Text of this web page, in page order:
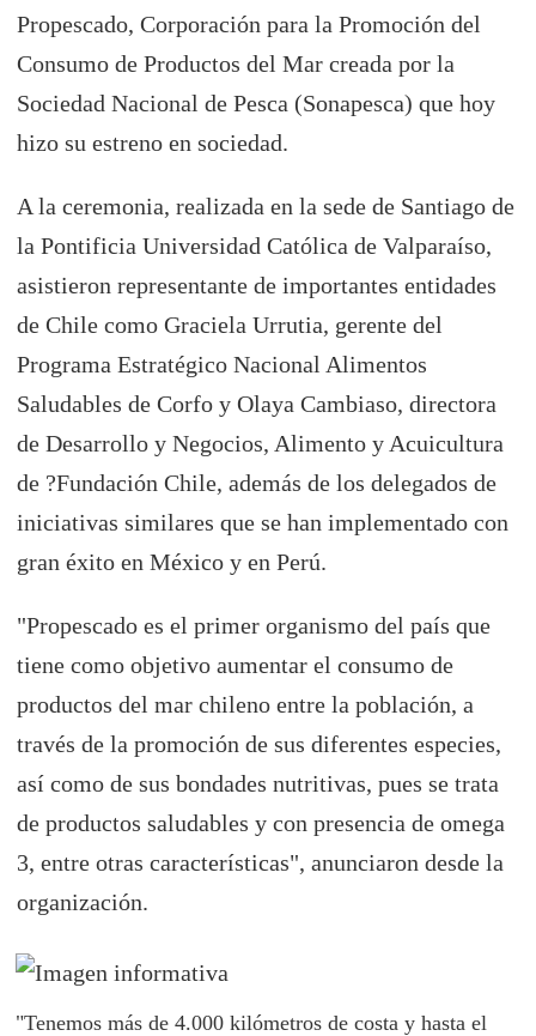
Propescado, Corporación para la Promoción del
Consumo de Productos del Mar creada por la
Sociedad Nacional de Pesca (Sonapesca) que hoy
hizo su estreno en sociedad.
A la ceremonia, realizada en la sede de Santiago de
la Pontificia Universidad Católica de Valparaíso,
asistieron representante de importantes entidades
de Chile como Graciela Urrutia, gerente del
Programa Estratégico Nacional Alimentos
Saludables de Corfo y Olaya Cambiaso, directora
de Desarrollo y Negocios, Alimento y Acuicultura
de ?Fundación Chile, además de los delegados de
iniciativas similares que se han implementado con
gran éxito en México y en Perú.
"Propescado es el primer organismo del país que
tiene como objetivo aumentar el consumo de
productos del mar chileno entre la población, a
través de la promoción de sus diferentes especies,
así como de sus bondades nutritivas, pues se trata
de productos saludables y con presencia de omega
3, entre otras características", anunciaron desde la
organización.
"Tenemos más de 4.000 kilómetros de costa y hasta el